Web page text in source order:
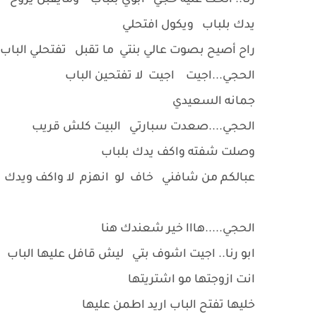
يدك بلباب ويكول افتحلي
راح أصيح بصوت عالي بنتي ما تقبل تفتحلي الباب
الحجي...اجيت اجيت لا تفتحين الباب
جمانه السعيدي
الحجي....صعدت سبارتي البيت كلش قريب
وصلت شفته واكف يدك بلباب
عبالكم من شافني خاف لو انهزم لا واكف ويدك
الحجي.....هااا خير شعندك هنا
ابو رنا.. اجيت اشوف بتي ليش قافل عليها الباب
انت ازوجتها مو اشتريتها
خليها تفتح الباب اريد اطمن عليها